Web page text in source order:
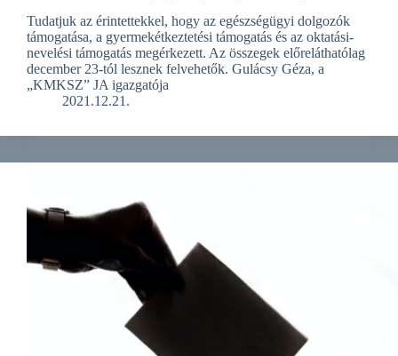
Tudatjuk az érintettekkel, hogy az egészségügyi dolgozók
támogatása, a gyermekétkeztetési támogatás és az oktatási-
nevelési támogatás megérkezett. Az összegek előreláthatólag
december 23-tól lesznek felvehetők. Gulácsy Géza, a
„KMKSZ” JA igazgatója
2021.12.21.